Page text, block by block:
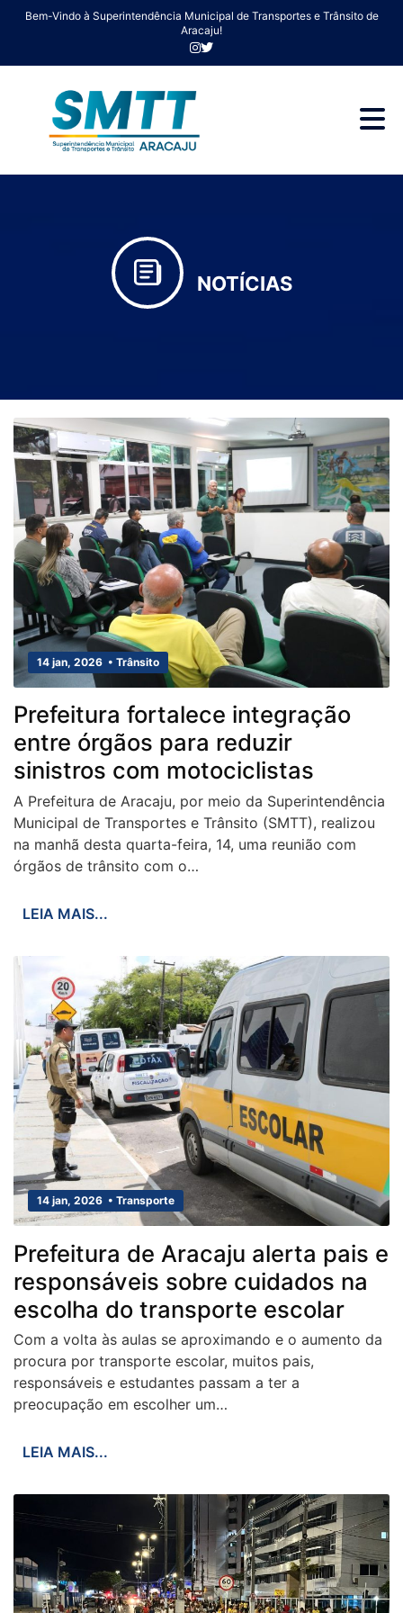
Bem-Vindo à Superintendência Municipal de Transportes e Trânsito de
Aracaju!
NOTÍCIAS
14 jan, 2026 • Trânsito
Prefeitura fortalece integração
entre órgãos para reduzir
sinistros com motociclistas
A Prefeitura de Aracaju, por meio da Superintendência
Municipal de Transportes e Trânsito (SMTT), realizou
na manhã desta quarta-feira, 14, uma reunião com
órgãos de trânsito com o…
LEIA MAIS...
14 jan, 2026 • Transporte
Prefeitura de Aracaju alerta pais e
responsáveis sobre cuidados na
escolha do transporte escolar
Com a volta às aulas se aproximando e o aumento da
procura por transporte escolar, muitos pais,
responsáveis e estudantes passam a ter a
preocupação em escolher um…
LEIA MAIS...